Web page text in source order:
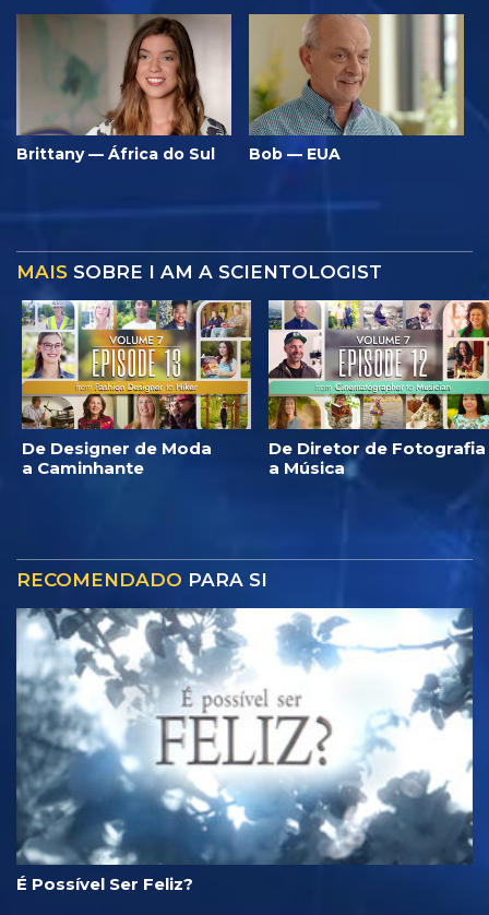
Brittany — África do Sul Bob — EUA
MAIS SOBRE I AM A SCIENTOLOGIST
De Designer de Moda
a Caminhante
De Diretor de Fotografia
a Música
RECOMENDADO PARA SI
É Possível Ser Feliz?